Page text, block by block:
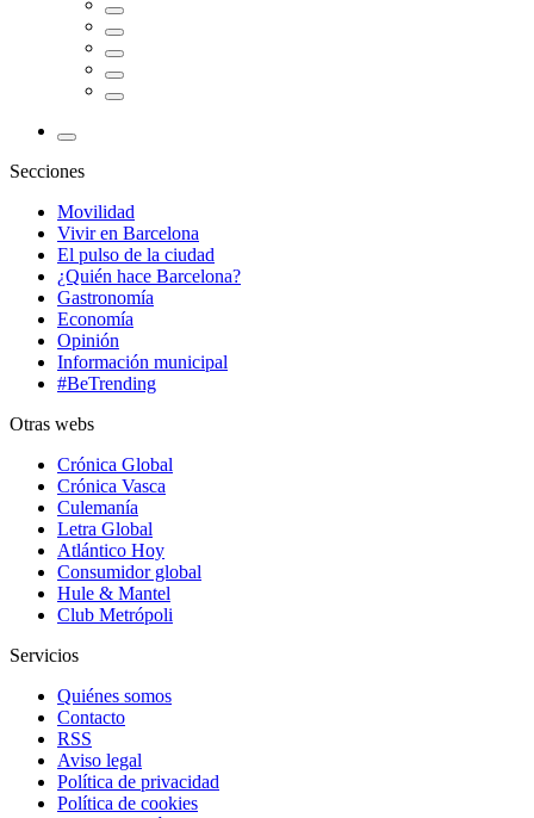
Secciones
Movilidad
Vivir en Barcelona
El pulso de la ciudad
¿Quién hace Barcelona?
Gastronomía
Economía
Opinión
Información municipal
#BeTrending
Otras webs
Crónica Global
Crónica Vasca
Culemanía
Letra Global
Atlántico Hoy
Consumidor global
Hule & Mantel
Club Metrópoli
Servicios
Quiénes somos
Contacto
RSS
Aviso legal
Política de privacidad
Política de cookies